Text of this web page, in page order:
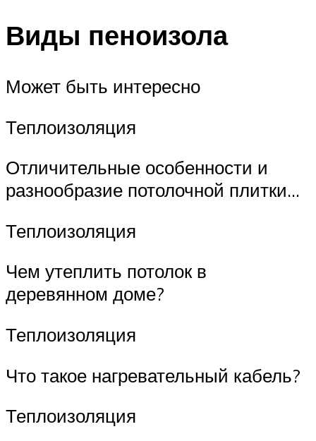
Виды пеноизола
Может быть интересно
Теплоизоляция
Отличительные особенности и
разнообразие потолочной плитки…
Теплоизоляция
Чем утеплить потолок в
деревянном доме?
Теплоизоляция
Что такое нагревательный кабель?
Теплоизоляция